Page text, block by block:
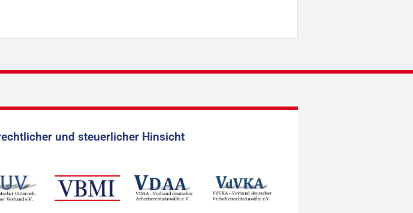
und steuerlicher Hinsicht